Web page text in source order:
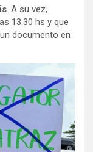
. A su vez,
13.30 hs y que
documento en